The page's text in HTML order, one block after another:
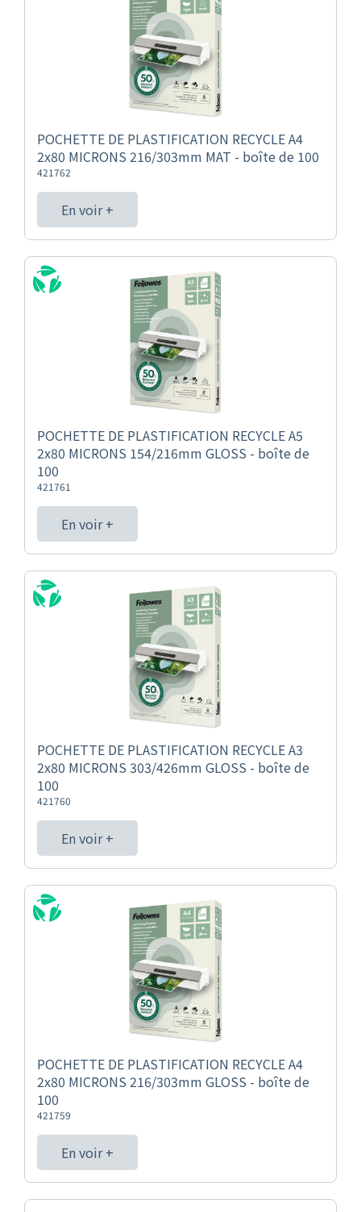
POCHETTE DE PLASTIFICATION RECYCLE A4
2x80 MICRONS 216/303mm MAT - boîte de 100
421762
En voir +
POCHETTE DE PLASTIFICATION RECYCLE A5
2x80 MICRONS 154/216mm GLOSS - boîte de
100
421761
En voir +
POCHETTE DE PLASTIFICATION RECYCLE A3
2x80 MICRONS 303/426mm GLOSS - boîte de
100
421760
En voir +
POCHETTE DE PLASTIFICATION RECYCLE A4
2x80 MICRONS 216/303mm GLOSS - boîte de
100
421759
En voir +